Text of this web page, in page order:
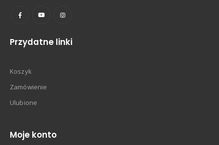
Przydatne linki
Koszyk
Zamówienie
Ulubione
Moje konto